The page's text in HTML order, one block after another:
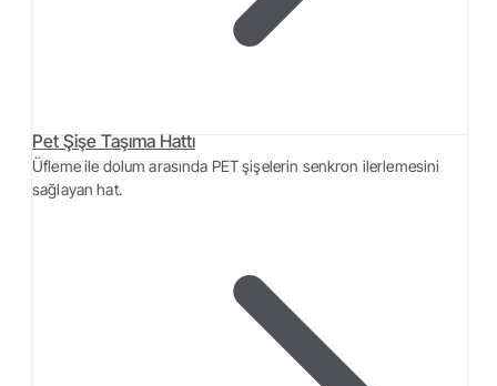
Pet Şişe Taşıma Hattı
Üfleme ile dolum arasında PET şişelerin senkron ilerlemesini
sağlayan hat.